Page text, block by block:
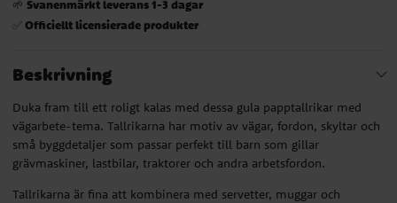
🌱 Svanenmärkt leverans 1-3 dagar
✅ Officiellt licensierade produkter
Beskrivning
Duka fram till ett roligt kalas med dessa gula papptallrikar med
vägarbete-tema. Tallrikarna har motiv av vägar, fordon, skyltar och
små byggdetaljer som passar perfekt till barn som gillar
grävmaskiner, lastbilar, traktorer och andra arbetsfordon.
Tallrikarna är fina att kombinera med servetter, muggar och